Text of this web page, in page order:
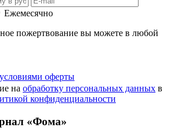
Ежемесячно
пожертвование вы можете в любой
условиями оферты
на обработку персональных данных в
конфиденциальности
«Фома»